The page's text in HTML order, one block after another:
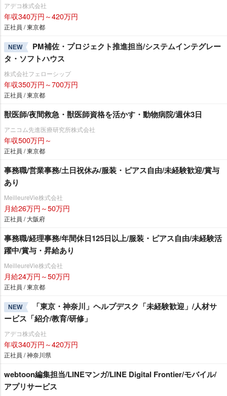
アデコ株式会社
年収340万円～420万円
正社員 / 東京都
NEW
PM補佐・プロジェクト推進担当/システムインテグレー
タ・ソフトハウス
株式会社フェローシップ
年収350万円～700万円
正社員 / 東京都
獣医師/夜間救急・獣医師資格を活かす・動物病院/週休3日
アニコム先進医療研究所株式会社
年収500万円～
正社員 / 東京都
事務職/営業事務/土日祝休み/服装・ピアス自由/未経験歓迎/賞与
あり
MeilleureVie株式会社
月給26万円～50万円
正社員 / 大阪府
事務職/経理事務/年間休日125日以上/服装・ピアス自由/未経験活
躍中/賞与・昇給あり
MeilleureVie株式会社
月給24万円～50万円
正社員 / 東京都
NEW
「東京・神奈川」ヘルプデスク「未経験歓迎」/人材サ
ービス「紹介/教育/研修」
アデコ株式会社
年収340万円～420万円
正社員 / 神奈川県
webtoon編集担当/LINEマンガ/LINE Digital Frontier/モバイル/
アプリサービス